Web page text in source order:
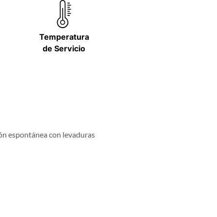
Temperatura
de Servicio
espontánea con levaduras